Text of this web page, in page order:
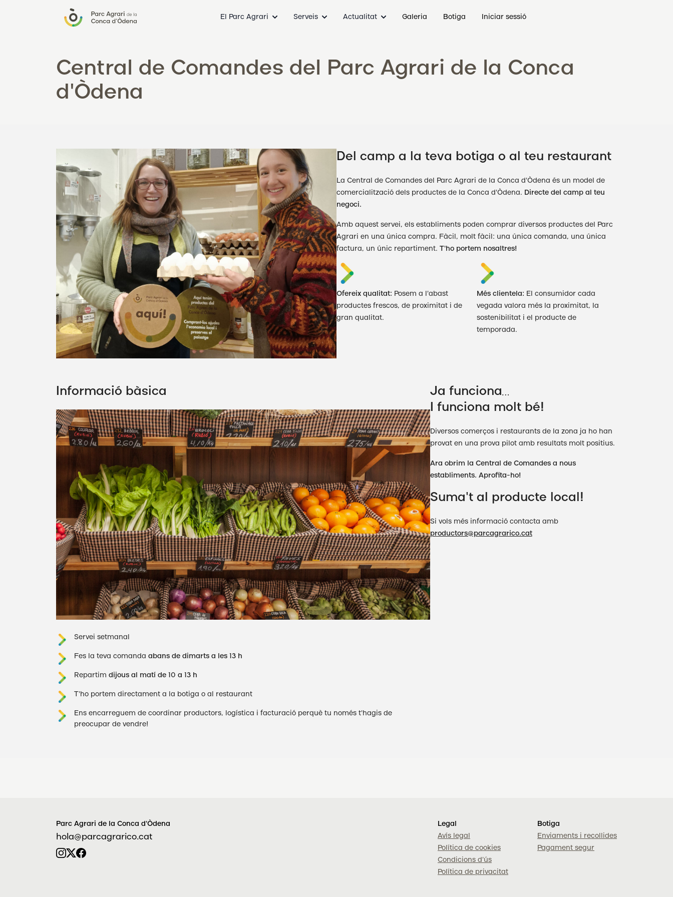
El Parc Agrari Serveis Actualitat Galeria Botiga Iniciar sessió
Central de Comandes del Parc Agrari de la Conca
d'Òdena
Del camp a la teva botiga o al teu restaurant
La Central de Comandes del Parc Agrari de la Conca d'Òdena és un model de
comercialització dels productes de la Conca d'Òdena. Directe del camp al teu
negoci.
Amb aquest servei, els establiments poden comprar diversos productes del Parc
Agrari en una única compra. Fàcil, molt fàcil: una única comanda, una única
factura, un únic repartiment. T'ho portem nosaltres!
Ofereix qualitat: Posem a l'abast
productes frescos, de proximitat i de
gran qualitat.
Més clientela: El consumidor cada
vegada valora més la proximitat, la
sostenibilitat i el producte de
temporada.
Informació bàsica
Servei setmanal
Fes la teva comanda abans de dimarts a les 13 h
Repartim dijous al matí de 10 a 13 h
T'ho portem directament a la botiga o al restaurant
Ens encarreguem de coordinar productors, logística i facturació perquè tu només t'hagis de
preocupar de vendre!
Ja funciona…
I funciona molt bé!
Diversos comerços i restaurants de la zona ja ho han
provat en una prova pilot amb resultats molt positius.
Ara obrim la Central de Comandes a nous
establiments. Aprofita-ho!
Suma't al producte local!
Si vols més informació contacta amb
productors@parcagrarico.cat
Parc Agrari de la Conca d'Òdena
hola@parcagrarico.cat
Legal
Avís legal
Política de cookies
Condicions d'ús
Política de privacitat
Botiga
Enviaments i recollides
Pagament segur